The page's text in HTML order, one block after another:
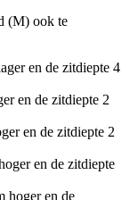
(M) ook te
en de zitdiepte 4
en de zitdiepte 2
en de zitdiepte 2
en de zitdiepte
hoger en de